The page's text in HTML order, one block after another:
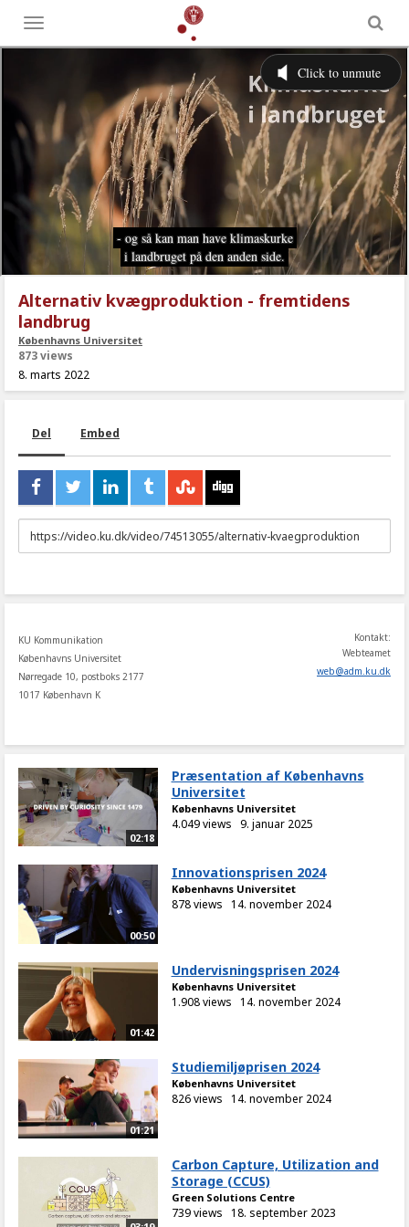
Toggle
menu
Alternativ kvægproduktion - fremtidens
landbrug
Københavns Universitet
873 views
8. marts 2022
Del Embed
URL
to
KU Kommunikation
Københavns Universitet
Nørregade 10, postboks 2177
1017 København K
Kontakt:
Webteamet
web@adm.ku.dk
02:18
Præsentation af Københavns
Universitet
Københavns Universitet
4.049 views 9. januar 2025
00:50
Innovationsprisen 2024
Københavns Universitet
878 views 14. november 2024
01:42
Undervisningsprisen 2024
Københavns Universitet
1.908 views 14. november 2024
01:21
Studiemiljøprisen 2024
Københavns Universitet
826 views 14. november 2024
Carbon Capture, Utilization and
Storage (CCUS)
Green Solutions Centre
739 views 18. september 2023